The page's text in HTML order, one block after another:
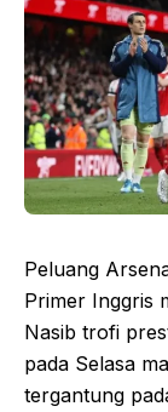
Peluang
Primer Inggris
Nasib trofi
pada Selasa
tergantung